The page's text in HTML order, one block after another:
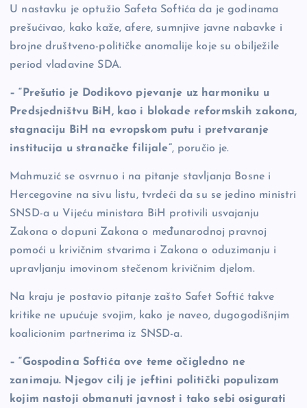
U nastavku je optužio Safeta Softića da je godinama
prešućivao, kako kaže, afere, sumnjive javne nabavke i
brojne društveno-političke anomalije koje su obilježile
period vladavine SDA.
– “Prešutio je Dodikovo pjevanje uz harmoniku u
Predsjedništvu BiH, kao i blokade reformskih zakona,
stagnaciju BiH na evropskom putu i pretvaranje
institucija u stranačke filijale”, poručio je.
Mahmuzić se osvrnuo i na pitanje stavljanja Bosne i
Hercegovine na sivu listu, tvrdeći da su se jedino ministri
SNSD-a u Vijeću ministara BiH protivili usvajanju
Zakona o dopuni Zakona o međunarodnoj pravnoj
pomoći u krivičnim stvarima i Zakona o oduzimanju i
upravljanju imovinom stečenom krivičnim djelom.
Na kraju je postavio pitanje zašto Safet Softić takve
kritike ne upućuje svojim, kako je naveo, dugogodišnjim
koalicionim partnerima iz SNSD-a.
– “Gospodina Softića ove teme očigledno ne
zanimaju. Njegov cilj je jeftini politički populizam
kojim nastoji obmanuti javnost i tako sebi osigurati